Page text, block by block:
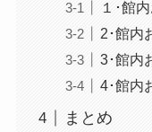
１･館
2･館内
3･館内
4･館内
まとめ